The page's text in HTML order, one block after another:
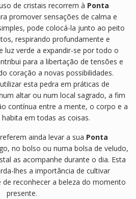
de cristais recorrem à Ponta
promover sensações de calma e
pode colocá-la junto ao peito
respirando profundamente e
luz verde a expandir-se por todo o
para a libertação de tensões e
coração a novas possibilidades.
esta pedra em práticas de
altar ou num local sagrado, a fim
contínua entre a mente, o corpo e a
em todas as coisas.
ainda levar a sua Ponta
no bolso ou numa bolsa de veludo,
as acompanhe durante o dia. Esta
lhes a importância de cultivar
reconhecer a beleza do momento
presente.